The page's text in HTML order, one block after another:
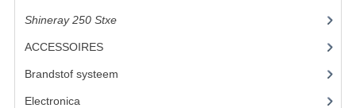
Shineray 250 Stxe(148)
ACCESSOIRES(47)
Brandstof systeem
Electronica